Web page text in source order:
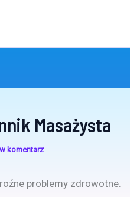
Masażysta
komentarz
problemy zdrowotne.